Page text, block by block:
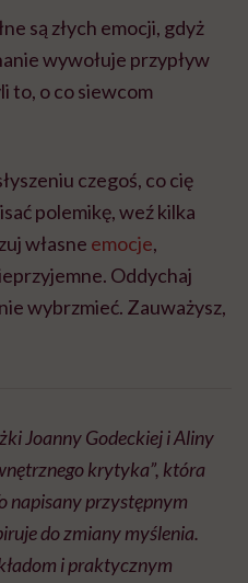
są złych emocji, gdyż
wywołuje przypływ
to, o co siewcom
czegoś, co cię
polemikę, weź kilka
własne emocje,
Oddychaj
wybrzmieć. Zauważysz,
Joanny Godeckiej i Aliny
krytyka”, która
napisany przystępnym
do zmiany myślenia.
i praktycznym